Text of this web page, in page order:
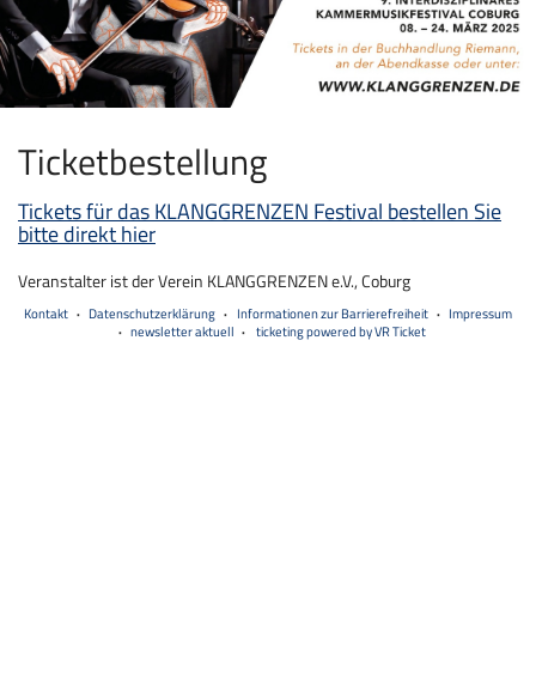
Ticketbestellung
Tickets für das KLANGGRENZEN Festival bestellen Sie
bitte direkt hier
Veranstalter ist der Verein KLANGGRENZEN e.V., Coburg
Kontakt Datenschutzerklärung Informationen zur Barrierefreiheit
Impressum
newsletter aktuell
ticketing powered by VR Ticket